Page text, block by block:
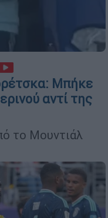
Μπήκε
αντί της
το Μουντιάλ